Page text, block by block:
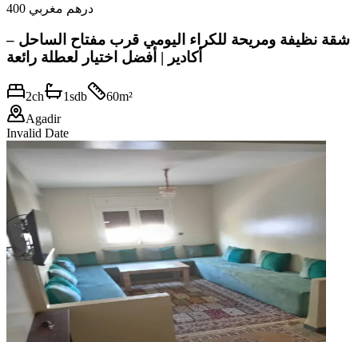
400 درهم مغربي
شقة نظيفة ومريحة للكراء اليومي قرب مفتاح الساحل –
أكادير | أفضل اختيار لعطلة رائعة
2ch 1sdb 60m²
Agadir
Invalid Date